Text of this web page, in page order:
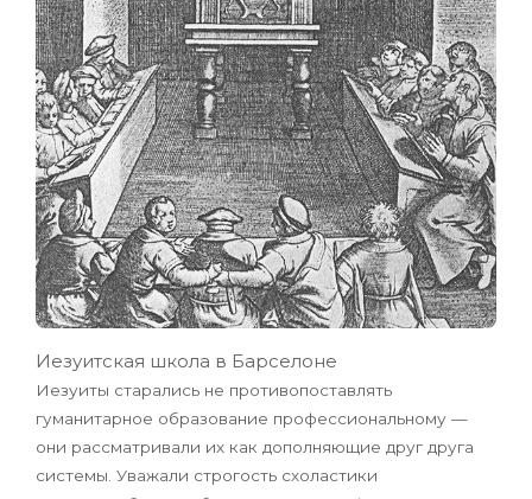
Иезуитская школа в Барселоне
Иезуиты старались не противопоставлять
гуманитарное образование профессиональному —
они рассматривали их как дополняющие друг друга
системы. Уважали строгость схоластики